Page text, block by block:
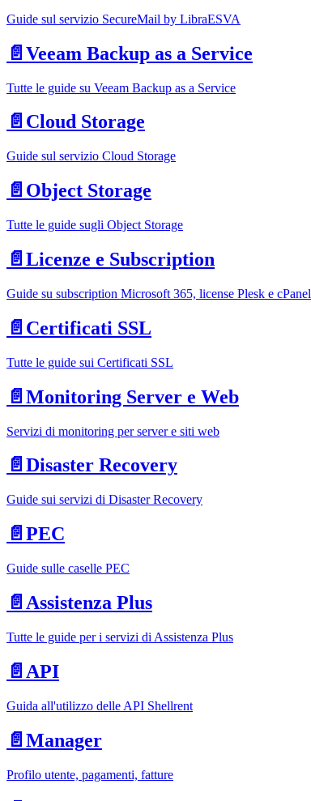
Guide sul servizio SecureMail by LibraESVA
📄️ Veeam Backup as a Service
Tutte le guide su Veeam Backup as a Service
📄️ Cloud Storage
Guide sul servizio Cloud Storage
📄️ Object Storage
Tutte le guide sugli Object Storage
📄️ Licenze e Subscription
Guide su subscription Microsoft 365, license Plesk e cPanel
📄️ Certificati SSL
Tutte le guide sui Certificati SSL
📄️ Monitoring Server e Web
Servizi di monitoring per server e siti web
📄️ Disaster Recovery
Guide sui servizi di Disaster Recovery
📄️ PEC
Guide sulle caselle PEC
📄️ Assistenza Plus
Tutte le guide per i servizi di Assistenza Plus
📄️ API
Guida all'utilizzo delle API Shellrent
📄️ Manager
Profilo utente, pagamenti, fatture